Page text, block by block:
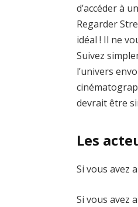
d’accéder à
Regarder
idéal ! Il ne
Suivez
l’univers
devrait être
Les
Si vous avez
Si vous avez